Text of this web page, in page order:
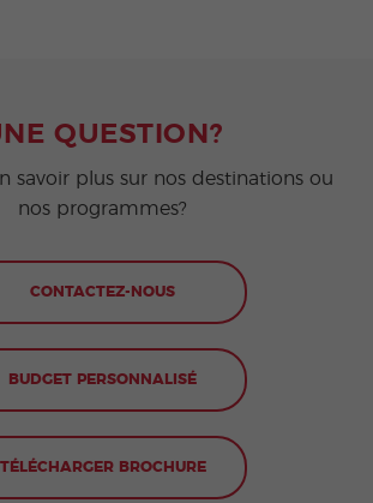
QUESTION?
savoir plus sur nos destinations ou
nos programmes?
CONTACTEZ-NOUS
BUDGET PERSONNALISÉ
TÉLÉCHARGER BROCHURE